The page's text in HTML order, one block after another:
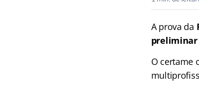
A prova da
preliminar
O certame